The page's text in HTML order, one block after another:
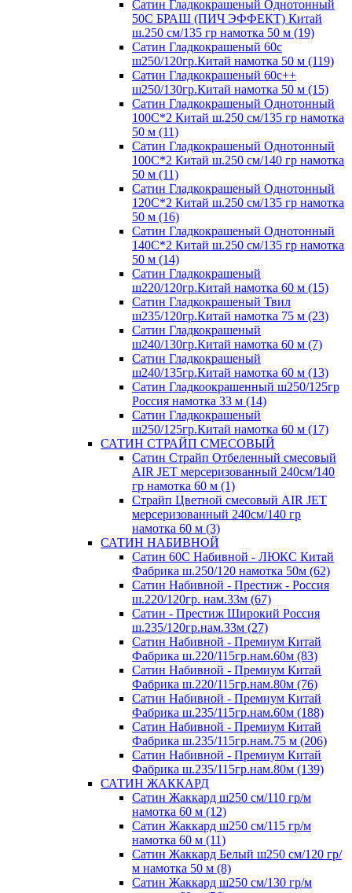
Сатин Гладкокрашеный Однотонный
50С БРАШ (ПИЧ ЭФФЕКТ) Китай
ш.250 см/135 гр намотка 50 м (19)
Сатин Гладкокрашеный 60с
ш250/120гр.Китай намотка 50 м (119)
Сатин Гладкокрашеный 60с++
ш250/130гр.Китай намотка 50 м (15)
Сатин Гладкокрашеный Однотонный
100С*2 Китай ш.250 см/135 гр намотка
50 м (11)
Сатин Гладкокрашеный Однотонный
100С*2 Китай ш.250 см/140 гр намотка
50 м (11)
Сатин Гладкокрашеный Однотонный
120С*2 Китай ш.250 см/135 гр намотка
50 м (16)
Сатин Гладкокрашеный Однотонный
140С*2 Китай ш.250 см/135 гр намотка
50 м (14)
Сатин Гладкокрашеный
ш220/120гр.Китай намотка 60 м (15)
Сатин Гладкокрашеный Твил
ш235/120гр.Китай намотка 75 м (23)
Сатин Гладкокрашеный
ш240/130гр.Китай намотка 60 м (7)
Сатин Гладкокрашеный
ш240/135гр.Китай намотка 60 м (13)
Сатин Гладкоокрашенный ш250/125гр
Россия намотка 33 м (14)
Сатин Гладкокрашеный
ш250/125гр.Китай намотка 60 м (17)
САТИН СТРАЙП СМЕСОВЫЙ
Сатин Страйп Отбеленный смесовый
AIR JET мерсеризованный 240см/140
гр намотка 60 м (1)
Страйп Цветной смесовый AIR JET
мерсеризованный 240см/140 гр
намотка 60 м (3)
САТИН НАБИВНОЙ
Сатин 60С Набивной - ЛЮКС Китай
Фабрика ш.250/120 намотка 50м (62)
Сатин Набивной - Престиж - Россия
ш.220/120гр. нам.33м (67)
Сатин - Престиж Широкий Россия
ш.235/120гр.нам.33м (27)
Сатин Набивной - Премиум Китай
Фабрика ш.220/115гр.нам.60м (83)
Сатин Набивной - Премиум Китай
Фабрика ш.220/115гр.нам.80м (76)
Сатин Набивной - Премиум Китай
Фабрика ш.235/115гр.нам.60м (188)
Сатин Набивной - Премиум Китай
Фабрика ш.235/115гр.нам.75 м (206)
Сатин Набивной - Премиум Китай
Фабрика ш.235/115гр.нам.80м (139)
САТИН ЖАККАРД
Сатин Жаккард ш250 см/110 гр/м
намотка 60 м (12)
Сатин Жаккард ш250 см/115 гр/м
намотка 60 м (11)
Сатин Жаккард Белый ш250 см/120 гр/
м намотка 50 м (8)
Сатин Жаккард ш250 см/130 гр/м